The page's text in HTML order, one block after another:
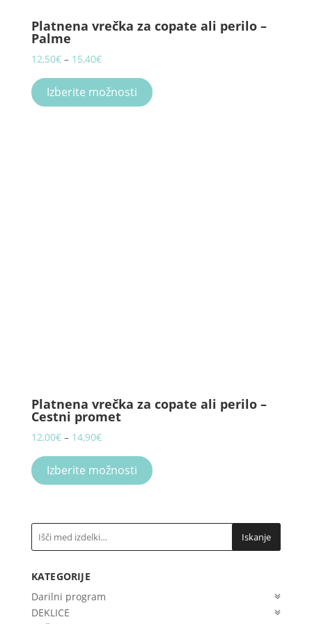
Platnena vrečka za copate ali perilo –
Palme
12,50€ – 15,40€Price
12,50€
through
Izberite možnosti
product
Platnena vrečka za copate ali perilo –
Cestni promet
12,00€ – 14,90€Price
12,00€
through
Izberite možnosti
product
options
Iskanje
KATEGORIJE
Darilni program
DEKLICE